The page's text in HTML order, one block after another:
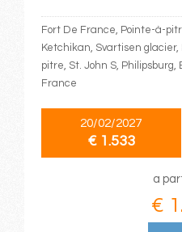
Fort De France, Pointe-à-
Ketchikan, Svartisen
pitre, St. John S,
France
20/02/2027
€ 1.533
a
€